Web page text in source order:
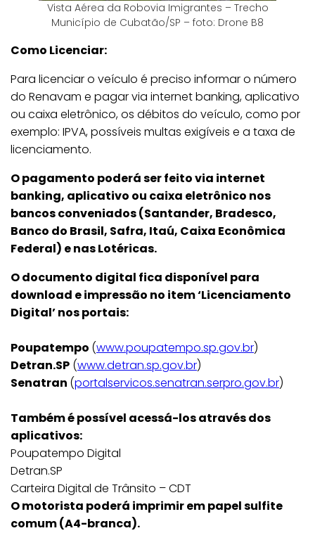
Vista Aérea da Robovia Imigrantes – Trecho
Município de Cubatão/SP – foto: Drone B8
Como Licenciar:
Para licenciar o veículo é preciso informar o número
do Renavam e pagar via internet banking, aplicativo
ou caixa eletrônico, os débitos do veículo, como por
exemplo: IPVA, possíveis multas exigíveis e a taxa de
licenciamento.
O pagamento poderá ser feito via internet
banking, aplicativo ou caixa eletrônico nos
bancos conveniados (Santander, Bradesco,
Banco do Brasil, Safra, Itaú, Caixa Econômica
Federal) e nas Lotéricas.
O documento digital fica disponível para
download e impressão no item ‘Licenciamento
Digital’ nos portais:
Poupatempo (www.poupatempo.sp.gov.br)
Detran.SP (www.detran.sp.gov.br)
Senatran (portalservicos.senatran.serpro.gov.br)
Também é possível acessá-los através dos
aplicativos:
Poupatempo Digital
Detran.SP
Carteira Digital de Trânsito – CDT
O motorista poderá imprimir em papel sulfite
comum (A4-branca).